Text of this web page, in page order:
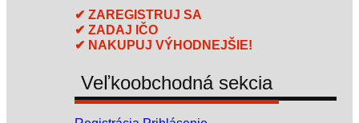
✔ ZAREGISTRUJ SA
✔ ZADAJ IČO
✔ NAKUPUJ VÝHODNEJŠIE!
Veľkoobchodná sekcia